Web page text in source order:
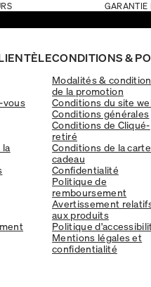
vous
CONDITIONS &
Modalités &
de la promotion
Conditions du site
Conditions générales
Conditions de Cliqué-
retiré
Conditions de la
cadeau
Confidentialité
Politique de
remboursement
Avertissement
aux produits
Politique
Mentions légales et
confidentialité